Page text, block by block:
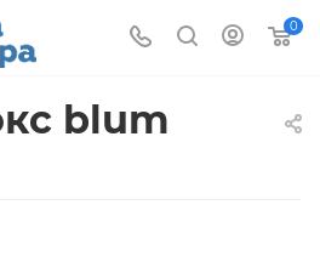
0
blum